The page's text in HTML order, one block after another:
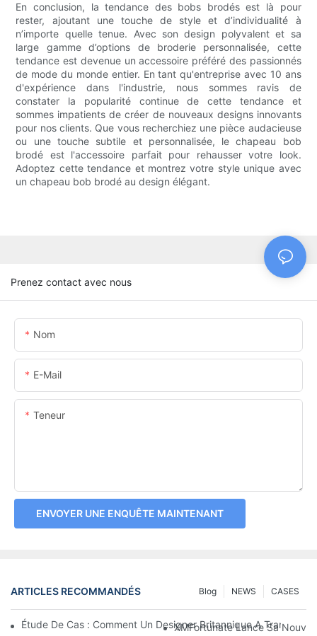
En conclusion, la tendance des bobs brodés est là pour
rester, ajoutant une touche de style et d’individualité à
n’importe quelle tenue. Avec son design polyvalent et sa
large gamme d’options de broderie personnalisée, cette
tendance est devenue un accessoire préféré des passionnés
de mode du monde entier. En tant qu'entreprise avec 10 ans
d'expérience dans l'industrie, nous sommes ravis de
constater la popularité continue de cette tendance et
sommes impatients de créer de nouveaux designs innovants
pour nos clients. Que vous recherchiez une pièce audacieuse
ou une touche subtile et personnalisée, le chapeau bob
brodé est l'accessoire parfait pour rehausser votre look.
Adoptez cette tendance et montrez votre style unique avec
un chapeau bob brodé au design élégant.
Prenez contact avec nous
Nom
E-Mail
Teneur
ENVOYER UNE ENQUÊTE MAINTENANT
ARTICLES RECOMMANDÉS CASES
NEWS
Blog
Étude De Cas : Comment Un Designer Britannique A
XMFortunate Lance Sa